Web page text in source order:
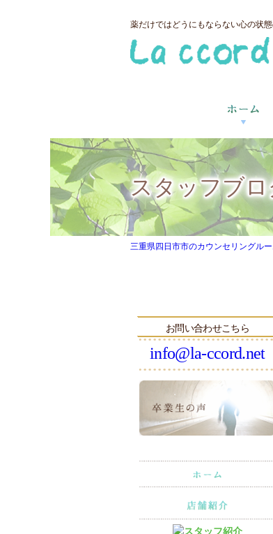
薬だけではどうにもならない心の状
スタッフブ
三重県四日市市のカウンセリングル
お問い合わせこちら
info@la-ccord.net